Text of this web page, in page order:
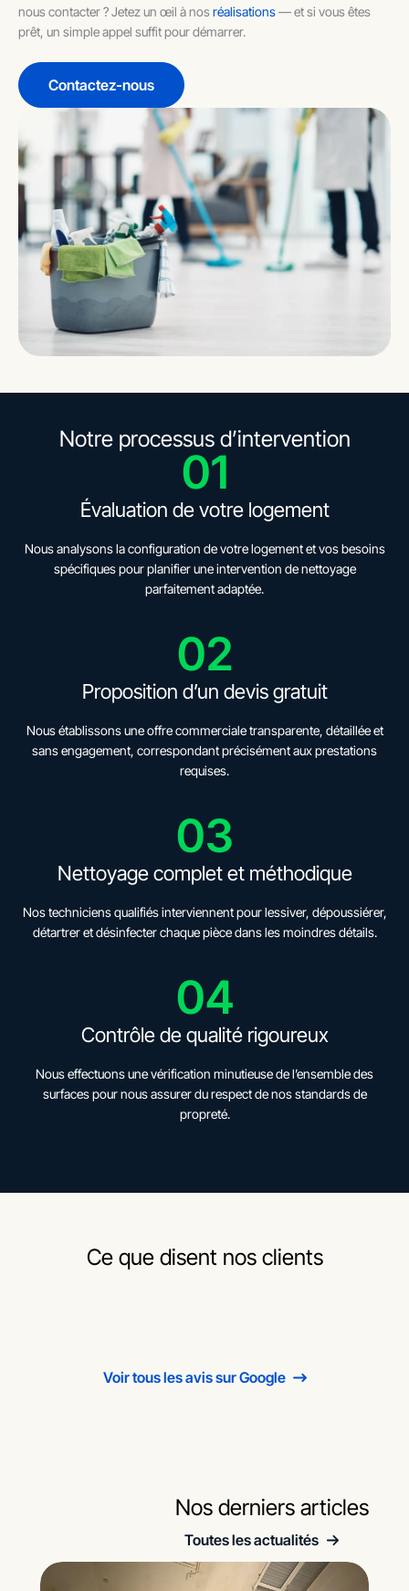
nous contacter ? Jetez un œil à nosréalisations— et si vous êtes
prêt, un simple appel suffit pour démarrer.
Contactez-nous
Notre processus d’intervention
01
Évaluation de votre logement
Nous analysons la configuration de votre logement et vos besoins
spécifiques pour planifier une intervention de nettoyage
parfaitement adaptée.
02
Proposition d’un devis gratuit
Nous établissons une offre commerciale transparente, détaillée et
sans engagement, correspondant précisément aux prestations
requises.
03
Nettoyage complet et méthodique
Nos techniciens qualifiés interviennent pour lessiver, dépoussiérer,
détartrer et désinfecter chaque pièce dans les moindres détails.
04
Contrôle de qualité rigoureux
Nous effectuons une vérification minutieuse de l’ensemble des
surfaces pour nous assurer du respect de nos standards de
propreté.
Ce que disent nos clients
Voir tous les avis sur Google
Nos derniers articles
Toutes les actualités